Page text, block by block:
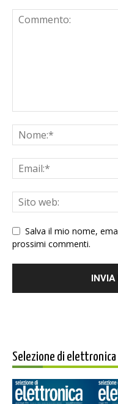
Salva il mio nome,
prossimi commenti.
Selezione di elettronica